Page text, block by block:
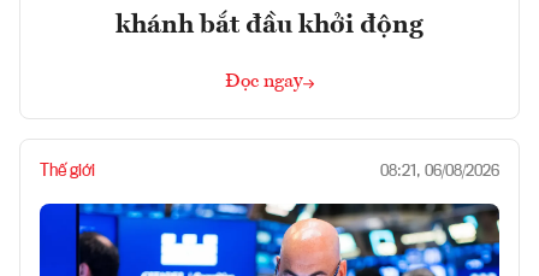
khánh bắt đầu khởi động
Đọc ngay
Thế giới 08:21, 06/08/2026